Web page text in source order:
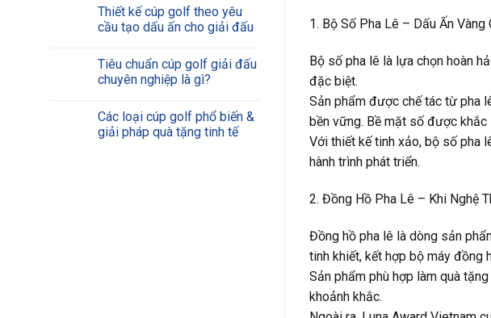
Thiết kế cúp golf theo yêu
cầu tạo dấu ấn cho giải đấu
Tiêu chuẩn cúp golf giải đấu
chuyên nghiệp là gì?
Các loại cúp golf phổ biến &
giải pháp quà tặng tinh tế
1. Bộ Số Pha Lê – Dấu Ấn Vàng
Bộ số pha lê là lựa chọn hoàn
đặc biệt.
Sản phẩm được chế tác từ pha
bền vững. Bề mặt số được khắc
Với thiết kế tinh xảo, bộ số pha
hành trình phát triển.
2. Đồng Hồ Pha Lê – Khi Nghệ
Đồng hồ pha lê là dòng sản
tinh khiết, kết hợp bộ máy đồng
Sản phẩm phù hợp làm quà
khoảnh khắc.